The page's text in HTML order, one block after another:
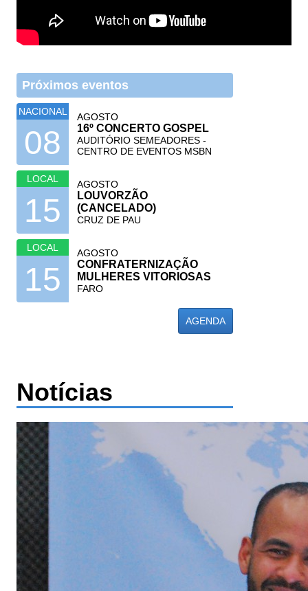
Próximos eventos
NACIONAL
08
AGOSTO
16º CONCERTO GOSPEL
AUDITÓRIO SEMEADORES -
CENTRO DE EVENTOS MSBN
LOCAL
15
AGOSTO
LOUVORZÃO
(CANCELADO)
CRUZ DE PAU
LOCAL
15
AGOSTO
CONFRATERNIZAÇÃO
MULHERES VITORIOSAS
FARO
AGENDA
Notícias